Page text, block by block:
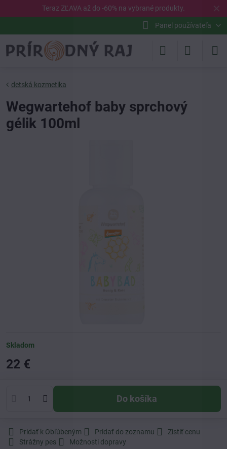
✕
Teraz ZĽAVA až do -60% na vybrané produkty
Panel používateľa
detská kozmetika
Wegwartehof baby sprchový
gélik 100ml
Skladom
22 €
Do košíka
Pridať k Obľúbeným Pridať do zoznamu
Zistiť cenu
Strážny pes
Možnosti dopravy